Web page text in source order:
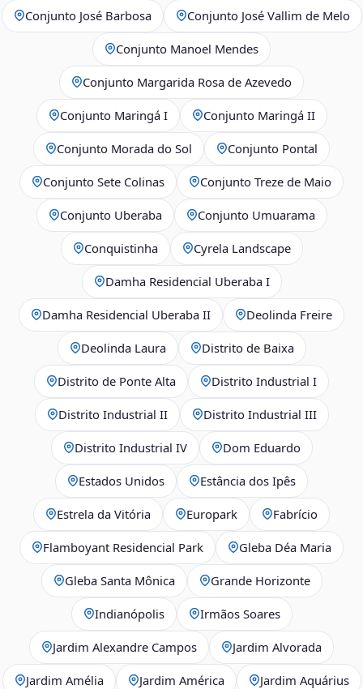
Conjunto José Barbosa Conjunto José Vallim de Melo
Conjunto Manoel Mendes
Conjunto Margarida Rosa de Azevedo
Conjunto Maringá I Conjunto Maringá II
Conjunto Morada do Sol Conjunto Pontal
Conjunto Sete Colinas Conjunto Treze de Maio
Conjunto Uberaba Conjunto Umuarama
Conquistinha Cyrela Landscape
Damha Residencial Uberaba I
Damha Residencial Uberaba II Deolinda Freire
Deolinda Laura Distrito de Baixa
Distrito de Ponte Alta Distrito Industrial I
Distrito Industrial II Distrito Industrial III
Distrito Industrial IV Dom Eduardo
Estados Unidos Estância dos Ipês
Estrela da Vitória Europark Fabrício
Flamboyant Residencial Park Gleba Déa Maria
Gleba Santa Mônica Grande Horizonte
Indianópolis Irmãos Soares
Jardim Alexandre Campos Jardim Alvorada
Jardim Amélia Jardim América Jardim Aquárius